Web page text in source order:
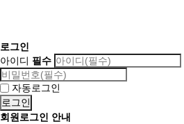
로그인
아이디 필수
자동로그인
회원로그인 안내